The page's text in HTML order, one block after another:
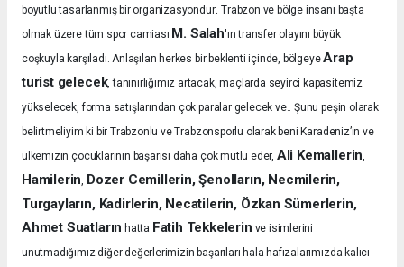
boyutlu tasarlanmış bir organizasyondur.Trabzon ve bölge insanı başta
olmak üzere tüm spor camiası M. Salah'ın transfer olayını büyük
coşkuyla karşıladı.Anlaşılan herkes bir beklenti içinde, bölgeyeArap
turist gelecek, tanınırlığımız artacak, maçlarda seyirci kapasitemiz
yükselecek, forma satışlarından çok paralar gelecek ve.. Şunu peşin olarak
belirtmeliyim ki bir Trabzonlu ve Trabzonsporlu olarak beni Karadeniz’in ve
ülkemizin çocuklarının başarısı daha çok mutlu eder, Ali Kemallerin,
Hamilerin, Dozer Cemillerin, Şenolların, Necmilerin,
Turgayların, Kadirlerin, Necatilerin, Özkan Sümerlerin,
Ahmet Suatların hatta Fatih Tekkelerin ve isimlerini
unutmadığımız diğer değerlerimizin başarıları hala hafızalarımızda kalıcı